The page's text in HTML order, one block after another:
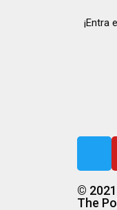
¡Entra
©
The